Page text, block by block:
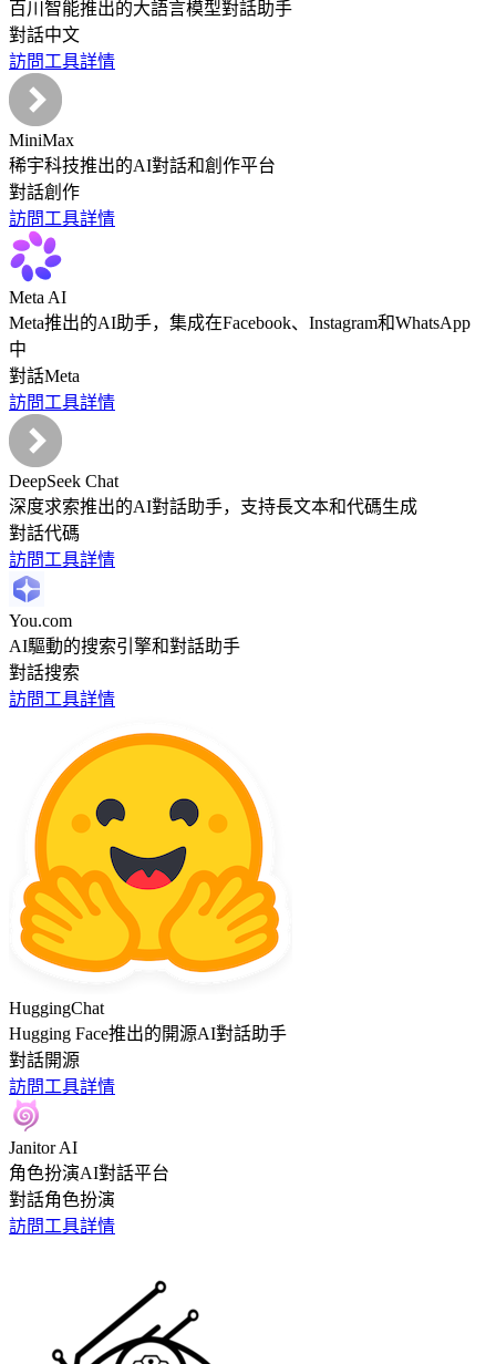
百川智能推出的大語言模型對話助手
對話中文
訪問工具詳情
MiniMax
稀宇科技推出的AI對話和創作平台
對話創作
訪問工具詳情
Meta AI
Meta推出的AI助手，集成在Facebook、Instagram和WhatsApp
中
對話Meta
訪問工具詳情
DeepSeek Chat
深度求索推出的AI對話助手，支持長文本和代碼生成
對話代碼
訪問工具詳情
You.com
AI驅動的搜索引擎和對話助手
對話搜索
訪問工具詳情
HuggingChat
Hugging Face推出的開源AI對話助手
對話開源
訪問工具詳情
Janitor AI
角色扮演AI對話平台
對話角色扮演
訪問工具詳情